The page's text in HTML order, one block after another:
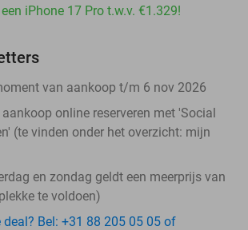
iPhone 17 Pro t.w.v. €1.329!
van aankoop t/m 6 nov 2026
aankoop online reserveren met 'Social
(te vinden onder het overzicht: mijn
en zondag geldt een meerprijs van
te voldoen)
deal? Bel: +31 88 205 05 05 of